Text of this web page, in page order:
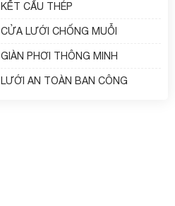
KẾT CẤU THÉP
CỬA LƯỚI CHỐNG MUỖI
GIÀN PHƠI THÔNG MINH
LƯỚI AN TOÀN BAN CÔNG